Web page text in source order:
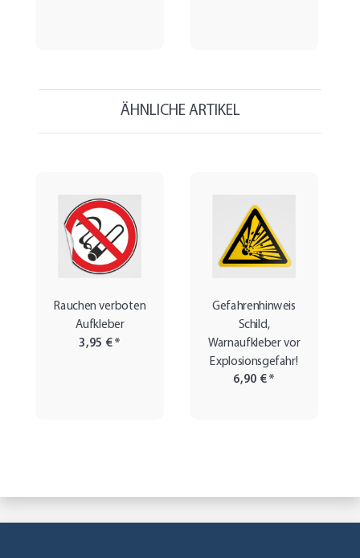
ÄHNLICHE ARTIKEL
Rauchen verboten
Aufkleber
3,95 €*
Gefahrenhinweis
Schild,
Warnaufkleber vor
Explosionsgefahr!
6,90 €*